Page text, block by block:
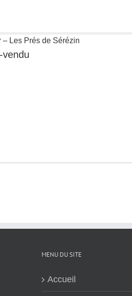
– Les Prés de Sérézin
vendu
MENU DU SITE
Accueil